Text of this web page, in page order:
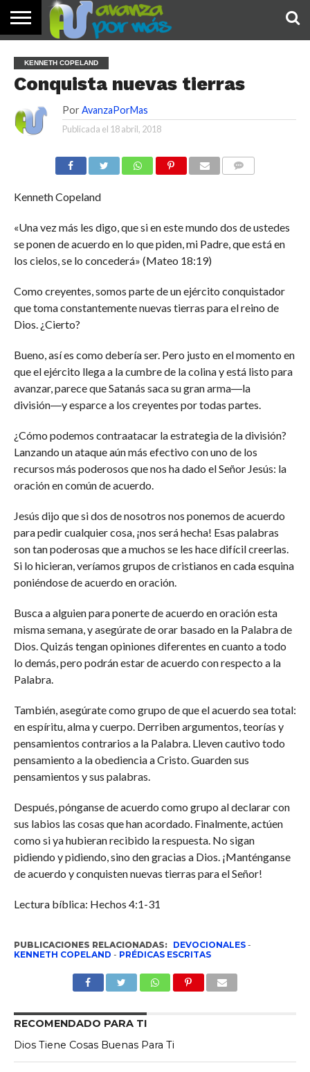
PALABRA
DE HOY
DEVOCIONALES
NOTICIAS
TESTIMONIOS
ORACIONES
SOBRE
NOSOTROS
IMÁGENES
KENNETH COPELAND
Conquista nuevas tierras
Por AvanzaPorMas
Publicada el 18 abril, 2018
Kenneth Copeland
«Una vez más les digo, que si en este mundo dos de ustedes
se ponen de acuerdo en lo que piden, mi Padre, que está en
los cielos, se lo concederá» (Mateo 18:19)
Como creyentes, somos parte de un ejército conquistador
que toma constantemente nuevas tierras para el reino de
Dios. ¿Cierto?
Bueno, así es como debería ser. Pero justo en el momento en
que el ejército llega a la cumbre de la colina y está listo para
avanzar, parece que Satanás saca su gran arma―la
división―y esparce a los creyentes por todas partes.
¿Cómo podemos contraatacar la estrategia de la división?
Lanzando un ataque aún más efectivo con uno de los
recursos más poderosos que nos ha dado el Señor Jesús: la
oración en común de acuerdo.
Jesús dijo que si dos de nosotros nos ponemos de acuerdo
para pedir cualquier cosa, ¡nos será hecha! Esas palabras
son tan poderosas que a muchos se les hace difícil creerlas.
Si lo hicieran, veríamos grupos de cristianos en cada esquina
poniéndose de acuerdo en oración.
Busca a alguien para ponerte de acuerdo en oración esta
misma semana, y asegúrate de orar basado en la Palabra de
Dios. Quizás tengan opiniones diferentes en cuanto a todo
lo demás, pero podrán estar de acuerdo con respecto a la
Palabra.
También, asegúrate como grupo de que el acuerdo sea total:
en espíritu, alma y cuerpo. Derriben argumentos, teorías y
pensamientos contrarios a la Palabra. Lleven cautivo todo
pensamiento a la obediencia a Cristo. Guarden sus
pensamientos y sus palabras.
Después, pónganse de acuerdo como grupo al declarar con
sus labios las cosas que han acordado. Finalmente, actúen
como si ya hubieran recibido la respuesta. No sigan
pidiendo y pidiendo, sino den gracias a Dios. ¡Manténganse
de acuerdo y conquisten nuevas tierras para el Señor!
Lectura bíblica: Hechos 4:1-31
PUBLICACIONES RELACIONADAS: DEVOCIONALES-
KENNETH COPELAND - PRÉDICAS ESCRITAS
RECOMENDADO PARA TI
Dios Tiene Cosas Buenas Para Ti